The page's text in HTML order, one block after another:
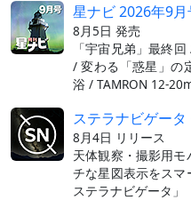
星ナビ 2026年9月
8月5日 発売
「宇宙兄弟」最終
/ 変わる「惑星」の
浴 / TAMRON 12-
ステラナビゲー
8月4日 リリース
天体観察・撮影用
チな星図表示をスマ
ステラナビゲータ」